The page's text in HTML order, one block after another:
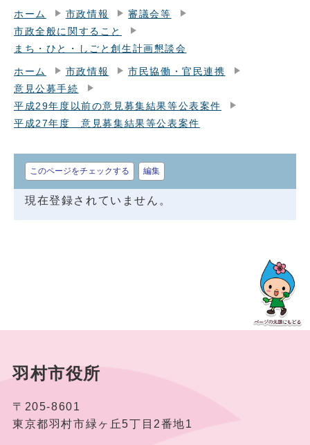
ホーム 市政情報
審議会等
市政全般に関すること
まち・ひと・しごと創生計画懇談会
ホーム 市政情報
市民協働・官民連携
意見公募手続
平成29年度以前の意見募集結果等公表案件
平成27年度 意見募集結果等公表案件
このページをチェックする 編集
現在登録されていません。
羽村市役所
〒205-8601
東京都羽村市緑ヶ丘5丁目2番地1